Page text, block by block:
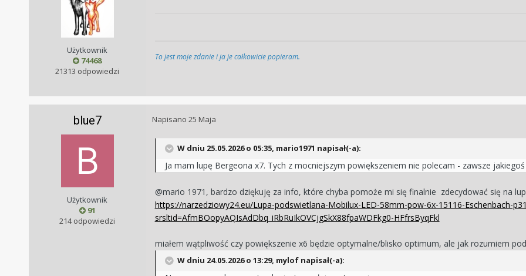
Użytkownik
74468
21313 odpowiedzi
To jest moje zdanie i ja je całkowicie popieram.
blue7
Użytkownik
91
214 odpowiedzi
Napisano 25 Maja
W dniu 25.05.2026 o 05:35, mario1971 napisał(-a):
Ja mam lupę Bergeona x7. Tych z mocniejszym powiększeniem nie polecam - zawsze
@mario 1971, bardzo dziękuję za info, które chyba pomoże mi się finalnie zdecydować się na
https://narzedziowy24.eu/Lupa-podswietlana-Mobilux-LED-58mm-pow-6x-15116-Eschenbach-
srsltid=AfmBOopyAQIsAdDbq_iRbRuIkOVCjgSkX88fpaWDFkg0-HFfrsByqFkl
miałem wątpliwość czy powiększenie x6 będzie optymalne/blisko optimum, ale jak rozumiem
W dniu 24.05.2026 o 13:29, mylofnapisał(-a):